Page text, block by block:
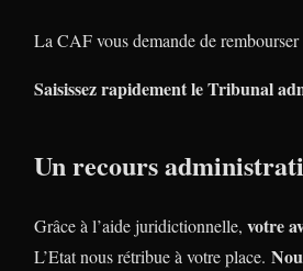
La CAF vous demande de
Saisissez rapidement le Tribunal
Un recours
Grâce à l’aide juridictionnelle, votre
L’Etat nous rétribue à votre place.